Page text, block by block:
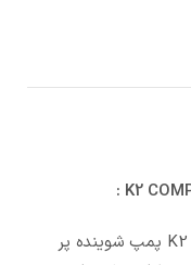
کارواش کارچر مدل K2 COMPACT Car Kit پمپ شوینده پر